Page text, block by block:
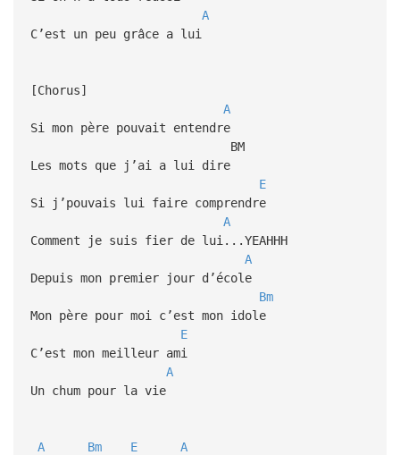
A
C’est un peu grâce a lui
[Chorus]
A
Si mon père pouvait entendre
BM
Les mots que j’ai a lui dire
E
Si j’pouvais lui faire comprendre
A
Comment je suis fier de lui...YEAHHH
A
Depuis mon premier jour d’école
Bm
Mon père pour moi c’est mon idole
E
C’est mon meilleur ami
A
Un chum pour la vie
A Bm E
A